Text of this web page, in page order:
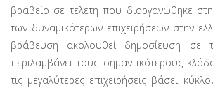
βραβείο σε τελετή που διοργανώθηκε
των δυναμικότερων επιχειρήσεων στην
βράβευση ακολουθεί δημοσίευση σε
περιλαμβάνει τους σημαντικότερους
τις μεγαλύτερες επιχειρήσεις βάσει